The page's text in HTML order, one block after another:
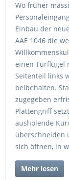
Wo früher
Einbau der
AAE 1046 die
einen Türflügel
Seitenteil links
beibehalten.
zugegeben
Plattengriff
ausholende
überschneiden
sich öffnen, in
Mehr lesen